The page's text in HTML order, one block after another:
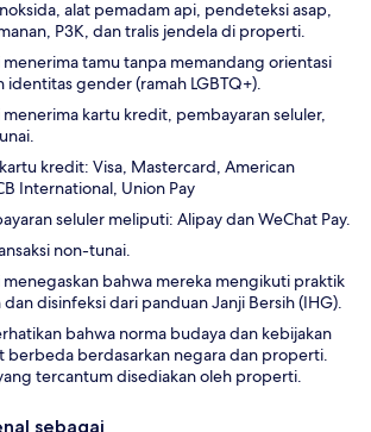
alat pemadam api, pendeteksi asap,
P3K, dan tralis jendela di properti.
tamu tanpa memandang orientasi
identitas gender (ramah LGBTQ+).
kartu kredit, pembayaran seluler,
kredit: Visa, Mastercard, American
International, Union Pay
seluler meliputi: Alipay dan WeChat Pay.
non-tunai.
bahwa mereka mengikuti praktik
disinfeksi dari panduan Janji Bersih (IHG).
bahwa norma budaya dan kebijakan
berbeda berdasarkan negara dan properti.
tercantum disediakan oleh properti.
sebagai